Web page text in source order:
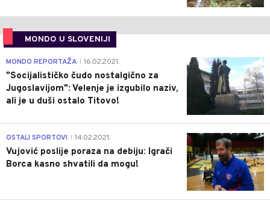
MONDO U SLOVENIJI
4
MONDO REPORTAŽA 16.02.2021.
"Socijalističko čudo nostalgično za
Jugoslavijom": Velenje je izgubilo naziv,
ali je u duši ostalo Titovo!
1
OSTALI SPORTOVI 14.02.2021.
Vujović poslije poraza na debiju: Igrači
Borca kasno shvatili da mogu!